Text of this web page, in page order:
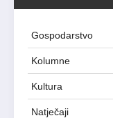
Gospodarstvo
Kolumne
Kultura
Natječaji